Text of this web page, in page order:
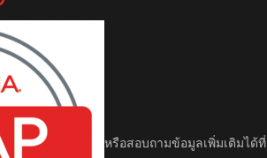
หรือสอบถามข้อมูลเพิ่มเติมได้ที่